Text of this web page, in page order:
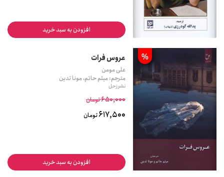
افزودن به سبد خرید
% عروس فرات
علی مومن
مترجم: میثم حاتم، مونا تدین
نشر زحل
650,000تومان
617,500تومان
افزودن به سبد خرید